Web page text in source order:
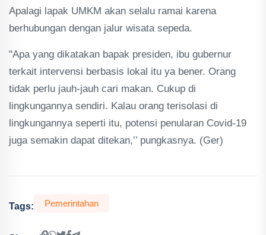
Apalagi lapak UMKM akan selalu ramai karena
berhubungan dengan jalur wisata sepeda.
"Apa yang dikatakan bapak presiden, ibu gubernur
terkait intervensi berbasis lokal itu ya bener. Orang
tidak perlu jauh-jauh cari makan. Cukup di
lingkungannya sendiri. Kalau orang terisolasi di
lingkungannya seperti itu, potensi penularan Covid-19
juga semakin dapat ditekan,’’ pungkasnya. (Ger)
Tags: Pemerintahan